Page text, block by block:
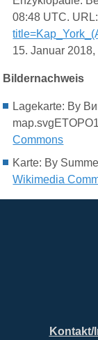
08:48 UTC. URL:
15. Januar
Bildernachweis
Lagekarte: By
Commons
Karte: By
Wikimedia
Kontakt/